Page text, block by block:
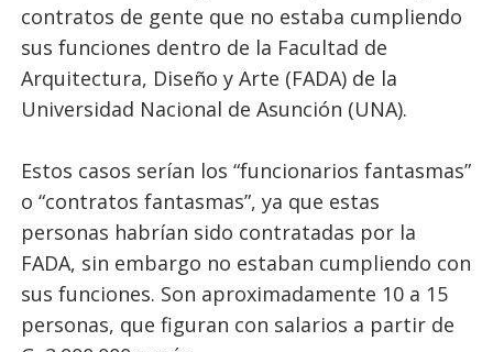
contratos de gente que no estaba cumpliendo
sus funciones dentro de la Facultad de
Arquitectura, Diseño y Arte (FADA) de la
Universidad Nacional de Asunción (UNA).
Estos casos serían los “funcionarios fantasmas”
o “contratos fantasmas”, ya que estas
personas habrían sido contratadas por la
FADA, sin embargo no estaban cumpliendo con
sus funciones. Son aproximadamente 10 a 15
personas, que figuran con salarios a partir de